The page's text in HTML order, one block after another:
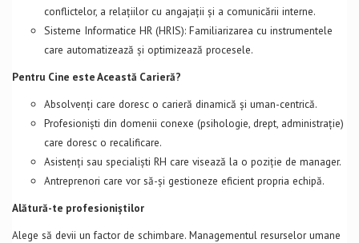
conflictelor, a relațiilor cu angajații și a comunicării interne.
Sisteme Informatice HR (HRIS): Familiarizarea cu instrumentele
care automatizează și optimizează procesele.
Pentru Cine este Această Carieră?
Absolvenți care doresc o carieră dinamică și uman-centrică.
Profesioniști din domenii conexe (psihologie, drept, administrație)
care doresc o recalificare.
Asistenți sau specialiști RH care visează la o poziție de manager.
Antreprenori care vor să-și gestioneze eficient propria echipă.
Alătură-te profesioniștilor
Alege să devii un factor de schimbare. Managementul resurselor umane